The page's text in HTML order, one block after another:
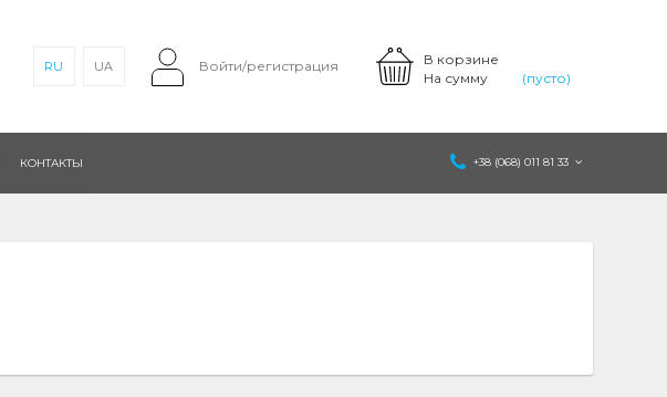
В корзине
На сумму
(пусто)
RU UA Войти/регистрация
КОНТАКТЫ +38 (068) 011 81 33